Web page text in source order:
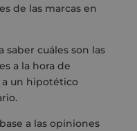
de las marcas en
cuáles son las
a la hora de
a un hipotético
a las opiniones